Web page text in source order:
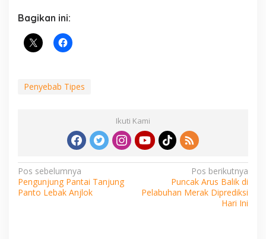
Bagikan ini:
Penyebab Tipes
Ikuti Kami
Navigasi
pos
Pos sebelumnya
Pengunjung Pantai Tanjung
Panto Lebak Anjlok
Pos berikutnya
Puncak Arus Balik di
Pelabuhan Merak Diprediksi
Hari Ini